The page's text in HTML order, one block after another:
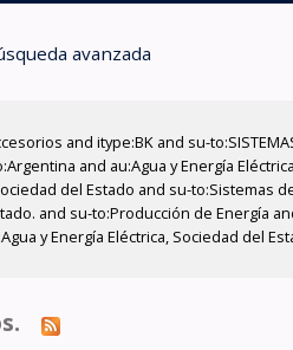
avanzada
and itype:BK and su-
and au:Agua y Energía
del Estado and su-to:Sistemas
and su-to:Producción de Energía
y Energía Eléctrica, Sociedad del